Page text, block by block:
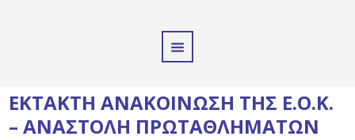
ΕΚΤΑΚΤΗ ΑΝΑΚΟΙΝΩΣΗ ΤΗΣ Ε.Ο.Κ.
– ΑΝΑΣΤΟΛΗ ΠΡΩΤΑΘΛΗΜΑΤΩΝ